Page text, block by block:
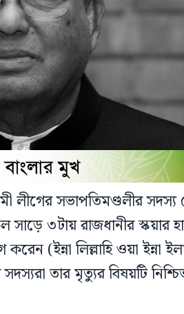
লীগের সভাপতিমণ্ডলীর
৩টায় রাজধানীর স্কয়ার
(ইন্না লিল্লাহি ওয়া ইন্না
তার মৃত্যুর বিষয়টি